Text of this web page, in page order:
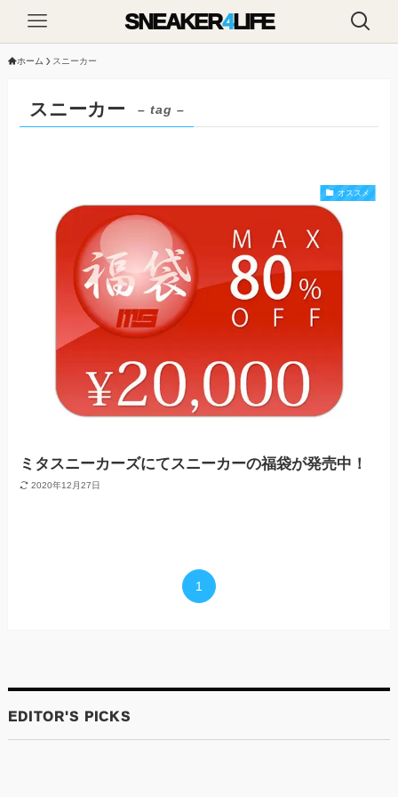
SNEAKER4LIFE
ホーム スニーカー
スニーカー – tag –
オススメ
ミタスニーカーズにてスニーカーの福袋が発売中！
2020年12月27日
1